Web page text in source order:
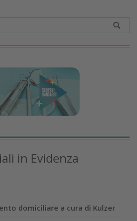
in Evidenza
domiciliare a cura di Kulzer